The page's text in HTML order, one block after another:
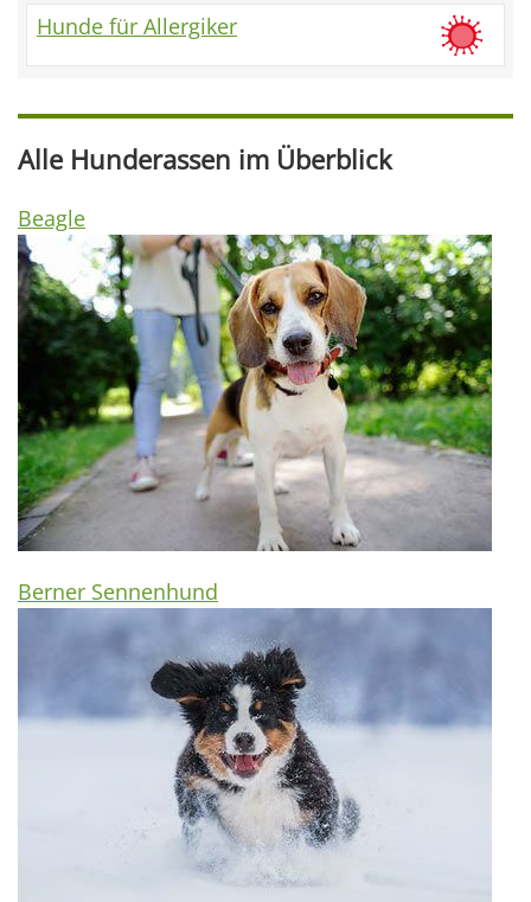
Hunde für Allergiker
Alle Hunderassen im Überblick
Beagle
Berner Sennenhund